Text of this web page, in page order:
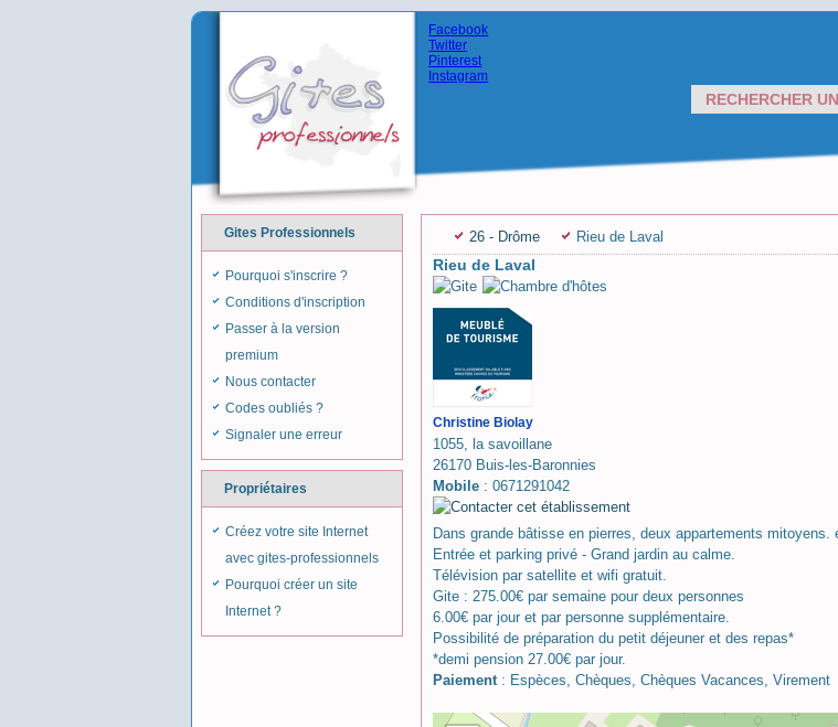
Facebook
Twitter
Pinterest
Instagram
RECHERCHER
Gites Professionnels
Pourquoi s'inscrire ?
Conditions d'inscription
Passer à la version
premium
Nous contacter
Codes oubliés ?
Signaler une erreur
Propriétaires
Créez votre site Internet
avec gites-professionnels
Pourquoi créer un site
Internet ?
26 - Drôme Rieu de Laval
Rieu de Laval
Christine Biolay
1055, la savoillane
26170 Buis-les-Baronnies
Mobile : 0671291042
Dans grande bâtisse en pierres, deux appartements
Entrée et parking privé - Grand jardin au calme.
Télévision par satellite et wifi gratuit.
Gite : 275.00€ par semaine pour deux personnes
6.00€ par jour et par personne supplémentaire.
Possibilité de préparation du petit déjeuner et des repas*
*demi pension 27.00€ par jour.
Paiement: Espèces, Chèques, Chèques Vacances, Virement